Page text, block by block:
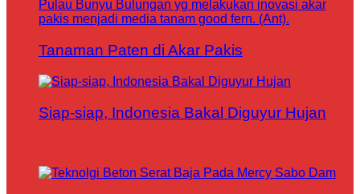
Tanaman Paten di Akar Pakis
Siap-siap, Indonesia Bakal Diguyur Hujan